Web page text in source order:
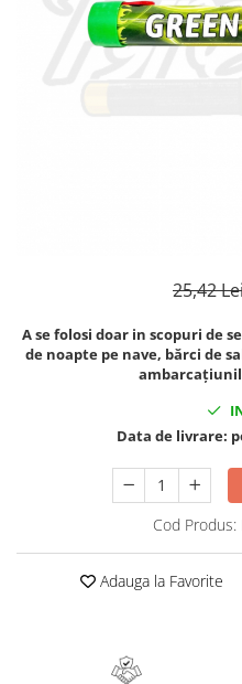
25,42
A se folosi doar in scopuri de
de noapte pe nave, bărci de
Data de livrare:
Cod Produs:
Adauga la Favorite